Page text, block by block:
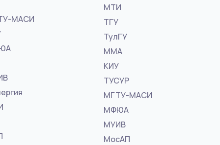
МАСИ
МТИ
ТГУ
ТулГУ
ММА
КИУ
ТУСУР
МГТУ-МАСИ
МФЮА
МУИВ
МосАП